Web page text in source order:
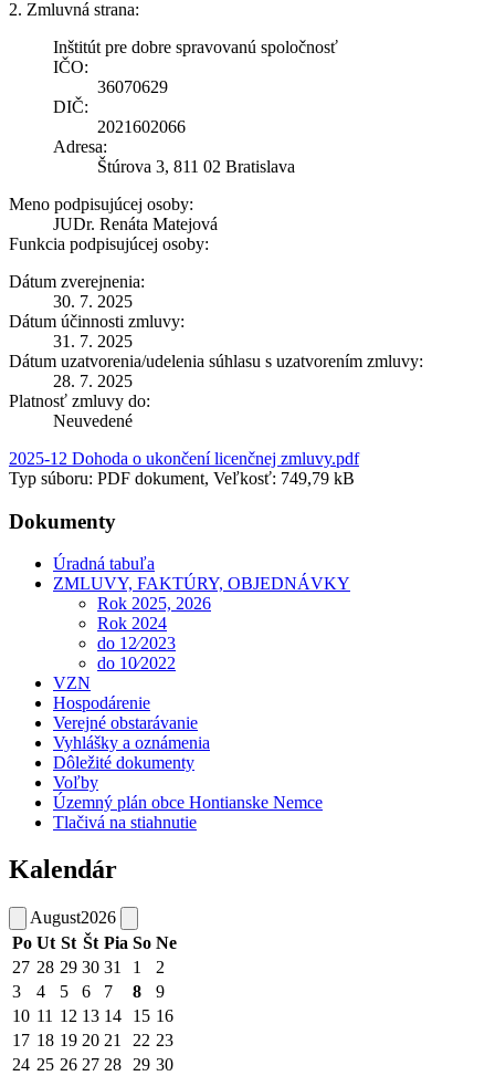
2. Zmluvná strana:
Inštitút pre dobre spravovanú spoločnosť
IČO:
36070629
DIČ:
2021602066
Adresa:
Štúrova 3, 811 02 Bratislava
Meno podpisujúcej osoby:
JUDr. Renáta Matejová
Funkcia podpisujúcej osoby:
Dátum zverejnenia:
30. 7. 2025
Dátum účinnosti zmluvy:
31. 7. 2025
Dátum uzatvorenia/udelenia súhlasu s uzatvorením zmluvy:
28. 7. 2025
Platnosť zmluvy do:
Neuvedené
2025-12 Dohoda o ukončení licenčnej zmluvy.pdf
Typ súboru: PDF dokument, Veľkosť: 749,79 kB
Dokumenty
Úradná tabuľa
ZMLUVY, FAKTÚRY, OBJEDNÁVKY
Rok 2025, 2026
Rok 2024
do 12⁄2023
do 10⁄2022
VZN
Hospodárenie
Verejné obstarávanie
Vyhlášky a oznámenia
Dôležité dokumenty
Voľby
Územný plán obce Hontianske Nemce
Tlačivá na stiahnutie
Kalendár
August2026
Po Ut St Št Pia So Ne
27 28 29 30 31 1
2
3
4 5 6 7 8
9
10 11 12 13 14 15 16
17 18 19 20 21 22 23
24 25 26 27 28 29 30